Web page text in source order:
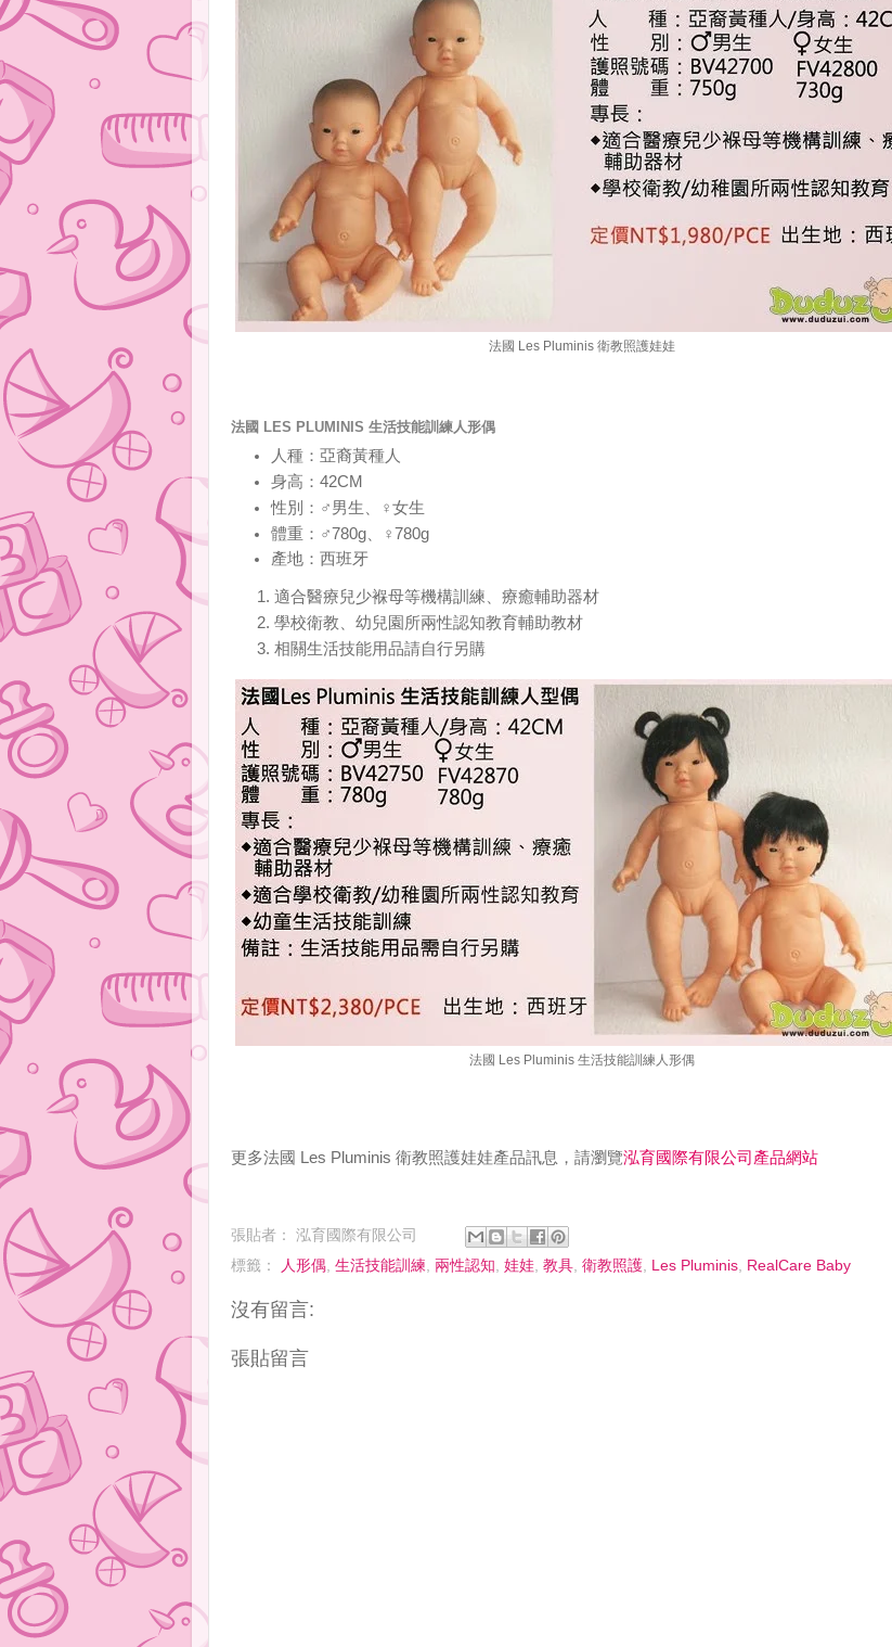
法國 Les Pluminis 衛教照護娃娃
法國 LES PLUMINIS 生活技能訓練人形偶
人種：亞裔黃種人
身高：42CM
性別：♂男生、♀女生
體重：♂780g、♀780g
產地：西班牙
適合醫療兒少褓母等機構訓練、療癒輔助器材
學校衛教、幼兒園所兩性認知教育輔助教材
相關生活技能用品請自行另購
法國 Les Pluminis 生活技能訓練人形偶
更多法國 Les Pluminis 衛教照護娃娃產品訊息，請瀏覽泓育國際有限公司產品網站
張貼者： 泓育國際有限公司
標籤：
人形偶, 生活技能訓練, 兩性認知, 娃娃, 教具, 衛教照護, Les Pluminis, RealCare Baby
沒有留言:
張貼留言